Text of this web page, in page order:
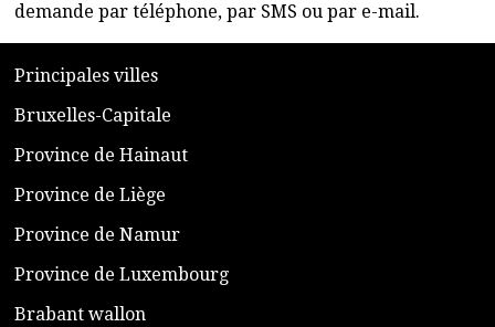
demande par téléphone, par SMS ou par e-mail.
​Principales villes
​Bruxelles-Capitale
​Province de Hainaut
Province de Liège
​Province de Namur
​Province de Luxembourg
​Brabant wallon